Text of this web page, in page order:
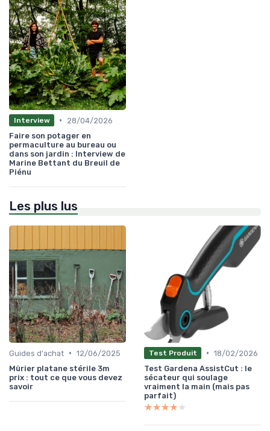
Interview •
28/04/2026
Faire son potager en
permaculture au bureau ou
dans son jardin : Interview de
Marine Bettant du Breuil de
Piénu
Les plus lus
Guides d'achat • 12/06/2025
Mûrier platane stérile 3m
prix : tout ce que vous devez
savoir
Test Produit • 18/02/2026
Test Gardena AssistCut : le
sécateur qui soulage
vraiment la main (mais pas
parfait)
★★★★★
★★★★★